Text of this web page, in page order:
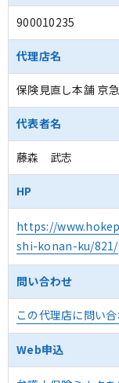
900010235
代理店名
保険見直し本舗 京
代表者名
藤森 武志
HP
https://
shi-konan-ku/821/
問い合わせ
この代理店に問い
Web申込